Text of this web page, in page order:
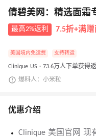
倩碧美网：精选面霜
最高2%返利 7.5折+满
美国境内免运费 支持转运
Clinique US · 73.6万人下单获得返
爆料人：小米粒
优惠介绍
Clinique 美国官网 现